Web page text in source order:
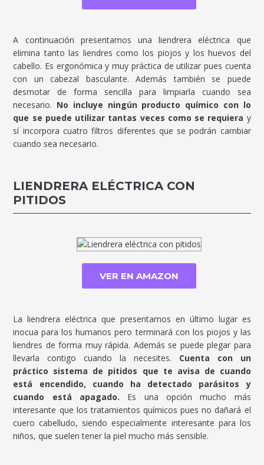
A continuación presentamos una liendrera eléctrica que
elimina tanto las liendres como los piojos y los huevos del
cabello. Es ergonómica y muy práctica de utilizar pues cuenta
con un cabezal basculante. Además también se puede
desmotar de forma sencilla para limpiarla cuando sea
necesario. No incluye ningún producto químico con lo
que se puede utilizar tantas veces como se requiera y
sí incorpora cuatro filtros diferentes que se podrán cambiar
cuando sea necesario.
LIENDRERA ELÉCTRICA CON
PITIDOS
VER EN AMAZON
La liendrera eléctrica que presentamos en último lugar es
inocua para los humanos pero terminará con los piojos y las
liendres de forma muy rápida. Además se puede plegar para
llevarla contigo cuando la necesites. Cuenta con un
práctico sistema de pitidos que te avisa de cuando
está encendido, cuando ha detectado parásitos y
cuando está apagado. Es una opción mucho más
interesante que los tratamientos químicos pues no dañará el
cuero cabelludo, siendo especialmente interesante para los
niños, que suelen tener la piel mucho más sensible.